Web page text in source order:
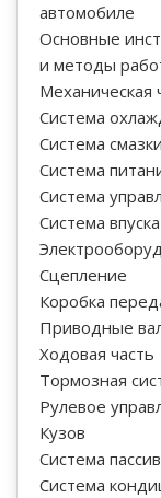
автомобиле
Основные
и методы
Механическая
Система
Система смазки
Система
Система
Система
Сцепление
Коробка
Приводные
Ходовая часть
Тормозная
Рулевое
Кузов
Система
Система